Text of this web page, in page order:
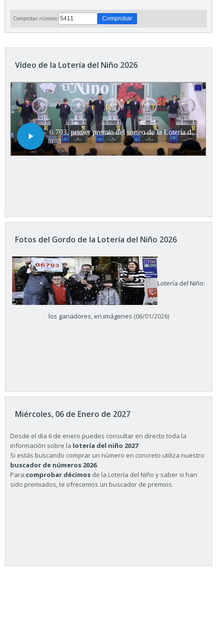
Comprobar número:
Vídeo de la Lotería del Niño 2026
Fotos del Gordo de la Lotería del Niño 2026
Lotería del Niño:
los ganadores, en imágenes (06/01/2026)
Miércoles, 06 de Enero de 2027
Desde el día 6 de enero puedes consultar en directo toda la
información sobre la lotería del niño 2027
Si estás buscando comprar un número en concreto utiliza nuestro
buscador de números 2026.
Para comprobar décimos de la Lotería del Niño y saber si han
sido premiados, te ofrecemos un buscador de premios.